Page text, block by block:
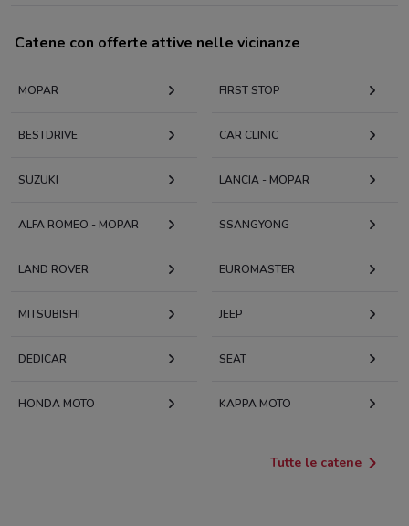
Catene con offerte attive nelle vicinanze
MOPAR FIRST STOP
BESTDRIVE CAR CLINIC
SUZUKI LANCIA - MOPAR
ALFA ROMEO - MOPAR SSANGYONG
LAND ROVER EUROMASTER
MITSUBISHI JEEP
DEDICAR SEAT
HONDA MOTO KAPPA MOTO
Tutte le catene